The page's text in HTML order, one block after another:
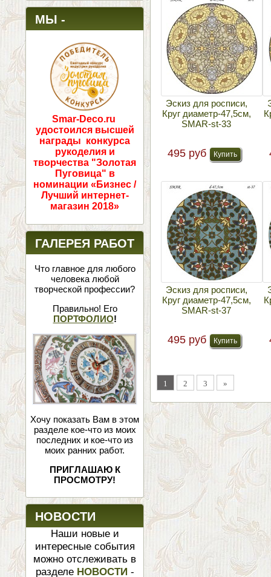
МЫ -
ПОБЕДИТЕЛИ!
Smar-Deco.ru
удостоился высшей
награды конкурса
рукоделия и
творчества "Золотая
Пуговица" в
номинации «Бизнес /
Лучший интернет-
магазин 2018»
ГАЛЕРЕЯ РАБОТ
Что главное для любого
человека любой
творческой профессии?
Правильно! Его
ПОРТФОЛИО!
Хочу показать Вам в этом
разделе кое-что из моих
последних и кое-что из
моих ранних работ.
ПРИГЛАШАЮ К
ПРОСМОТРУ!
НОВОСТИ
Наши новые и
интересные события
можно отслеживать в
разделе НОВОСТИ -
Эскиз для росписи,
Круг диаметр-47,5см,
SMAR-st-33
495 руб
Эскиз для росписи,
Круг диаметр-47,5см,
SMAR-st-37
495 руб
1 2 3 »